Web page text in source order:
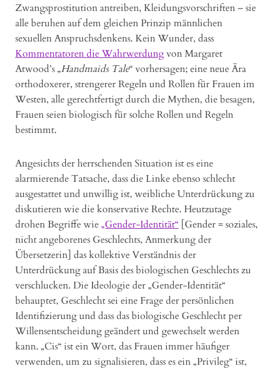
Zwangsprostitution antreiben, Kleidungsvorschriften – sie
alle beruhen auf dem gleichen Prinzip männlichen
sexuellen Anspruchsdenkens. Kein Wunder, dass
Kommentatoren die Wahrwerdungvon Margaret
Atwood’s „Handmaids Tale“ vorhersagen; eine neue Ära
orthodoxerer, strengerer Regeln und Rollen für Frauen im
Westen, alle gerechtfertigt durch die Mythen, die besagen,
Frauen seien biologisch für solche Rollen und Regeln
bestimmt.
Angesichts der herrschenden Situation ist es eine
alarmierende Tatsache, dass die Linke ebenso schlecht
ausgestattet und unwillig ist, weibliche Unterdrückung zu
diskutieren wie die konservative Rechte. Heutzutage
drohen Begriffe wie„Gender-Identität“ [Gender = soziales,
nicht angeborenes Geschlechts, Anmerkung der
Übersetzerin] das kollektive Verständnis der
Unterdrückung auf Basis des biologischen Geschlechts zu
verschlucken. Die Ideologie der „Gender-Identität“
behauptet, Geschlecht sei eine Frage der persönlichen
Identifizierung und dass das biologische Geschlecht per
Willensentscheidung geändert und gewechselt werden
kann. „Cis“ ist ein Wort, das Frauen immer häufiger
verwenden, um zu signalisieren, dass es ein „Privileg“ ist,